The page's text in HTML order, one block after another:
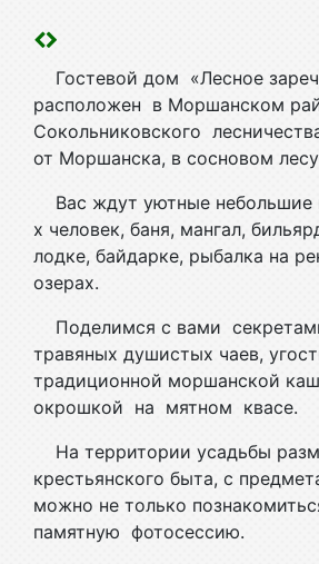
Гостевой дом «Лесное
расположен в Моршанском
Сокольниковского
от Моршанска, в сосновом лесу
Вас ждут уютные небольшие
х человек, баня, мангал,
лодке, байдарке, рыбалка на
озерах.
Поделимся с вами
травяных душистых чаев,
традиционной моршанской
окрошкой на мятном квасе.
На территории усадьбы
крестьянского быта, с
можно не только
памятную фотосессию.